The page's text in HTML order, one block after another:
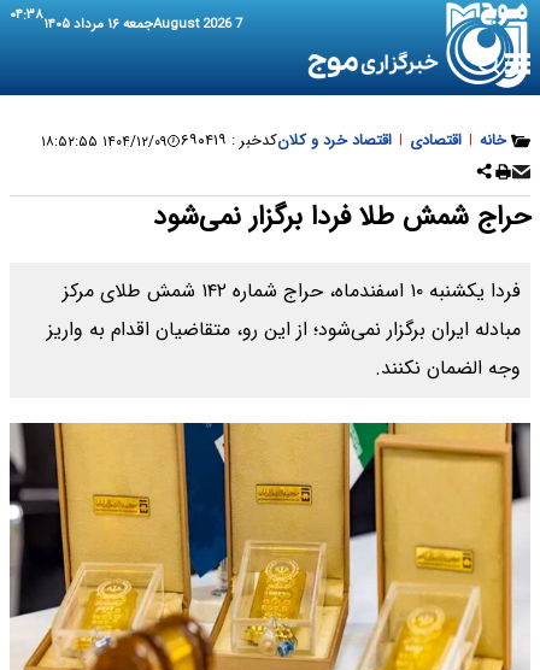
7 August 2026 جمعه ۱۶ مرداد ۱۴۰۵ ۰۴:۳۸
خانه | اقتصادی | اقتصاد خرد و کلانکدخبر : ۶۹۰۴۱۹ ۱۴۰۴/۱۲/۰۹ ۱۸:۵۲:۵۵
حراج شمش طلا فردا برگزار نمی‌‌شود
فردا یکشنبه ۱۰ اسفندماه، حراج شماره ۱۴۲ شمش طلای مرکز
مبادله ایران برگزار نمی‌شود؛ از این رو، متقاضیان اقدام به واریز
وجه الضمان نکنند.